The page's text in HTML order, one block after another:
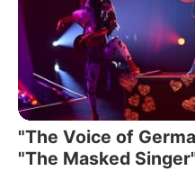
"The Voice of
"The Masked